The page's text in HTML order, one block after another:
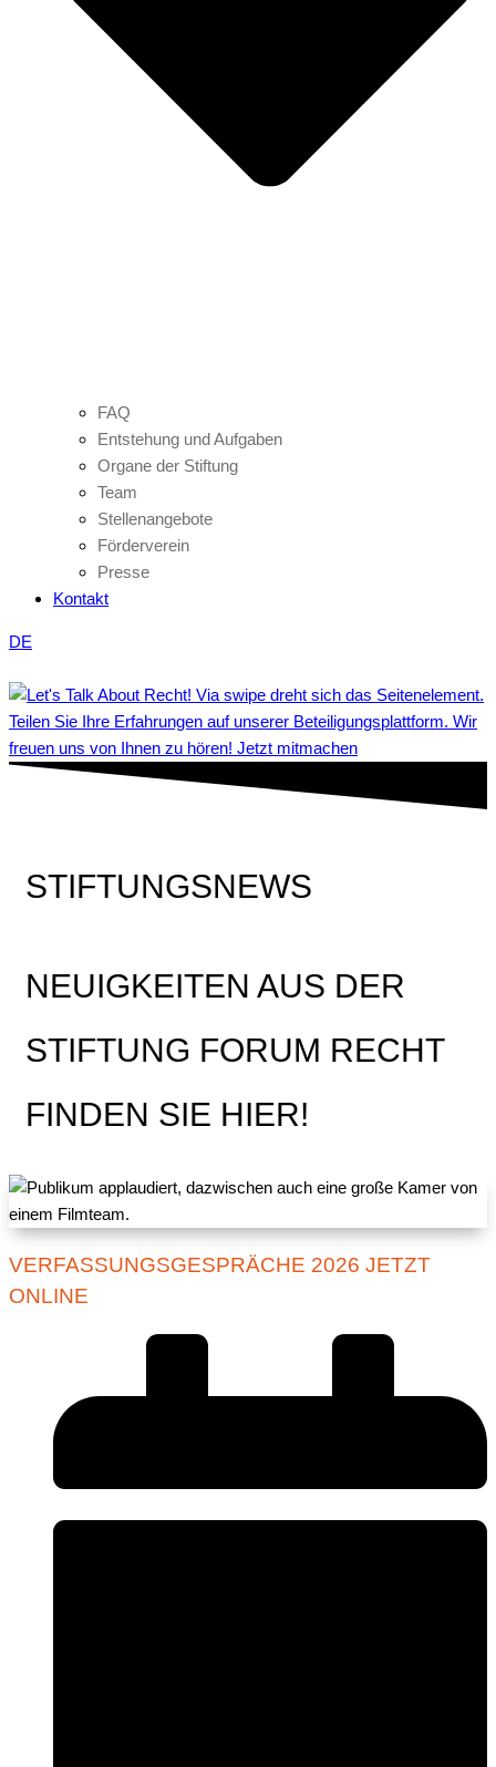
FAQ
Entstehung und Aufgaben
Organe der Stiftung
Team
Stellenangebote
Förderverein
Presse
Kontakt
DE
Teilen Sie Ihre Erfahrungen auf unserer Beteiligungsplattform. Wir
freuen uns von Ihnen zu hören! Jetzt mitmachen
STIFTUNGSNEWS
NEUIGKEITEN AUS DER
STIFTUNG FORUM RECHT
FINDEN SIE HIER!
VERFASSUNGSGESPRÄCHE 2026 JETZT
ONLINE